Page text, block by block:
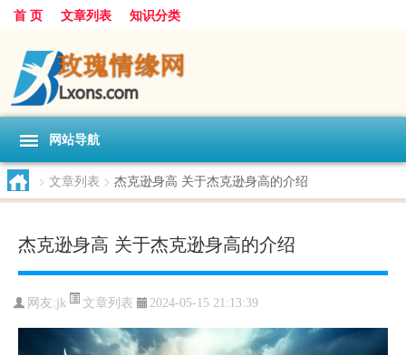
首 页 文章列表 知识分类
网站导航
> 文章列表 > 杰克逊身高 关于杰克逊身高的介绍
杰克逊身高 关于杰克逊身高的介绍
网友:jk 文章列表 2024-05-15 21:13:39